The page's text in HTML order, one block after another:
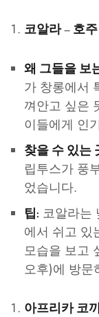
코알라 – 호
왜 그들을 보
가 창롱에서
껴안고 싶은
이들에게 인
찾을 수 있는
립투스가 풍
었습니다.
팁: 코알라는
에서 쉬고 있
모습을 보고
오후)에 방문
아프리카 코